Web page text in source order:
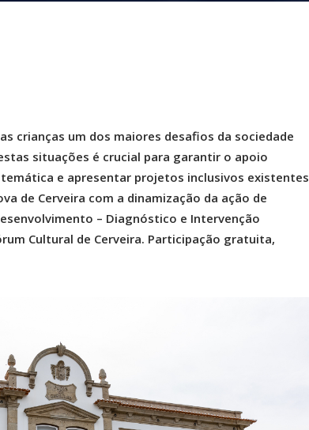
crianças um dos maiores desafios da sociedade
situações é crucial para garantir o apoio
e apresentar projetos inclusivos existentes
de Cerveira com a dinamização da ação de
– Diagnóstico e Intervenção
Cultural de Cerveira. Participação gratuita,